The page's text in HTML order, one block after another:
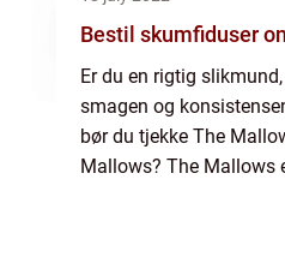
Bestil skumfiduser
Er du en rigtig
smagen og
bør du tjekke The
Mallows? The Mallows